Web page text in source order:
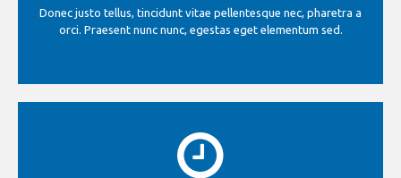
Donec justo tellus, tincidunt vitae pellentesque nec, pharetra a
orci. Praesent nunc nunc, egestas eget elementum sed.